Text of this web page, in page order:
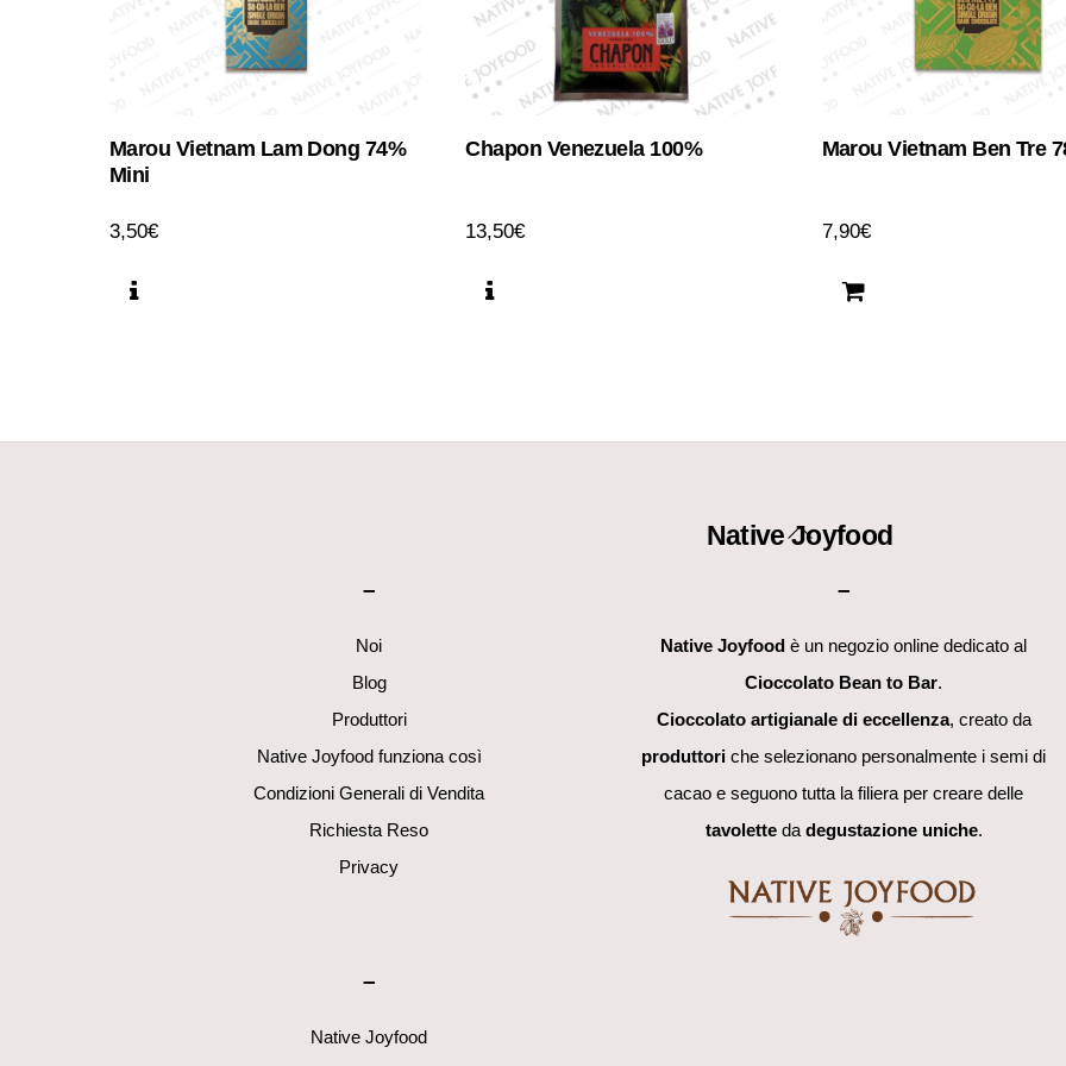
Marou Vietnam Lam Dong 74%
Mini
3,50€
Chapon Venezuela 100%
13,50€
Marou Vietnam Ben Tre
7,90€
Back
Native Joyfood
–
Noi
Blog
Produttori
Native Joyfood funziona così
Condizioni Generali di Vendita
Richiesta Reso
Privacy
–
Native Joyfood è un negozio online dedicato al
Cioccolato Bean to Bar.
Cioccolato artigianale di eccellenza, creato da
produttori che selezionano personalmente i semi di
cacao e seguono tutta la filiera per creare delle
tavoletteda degustazione uniche.
–
Native Joyfood